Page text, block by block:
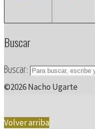
Buscar
Buscar:
©2026 Nacho Ugarte
Volver arriba